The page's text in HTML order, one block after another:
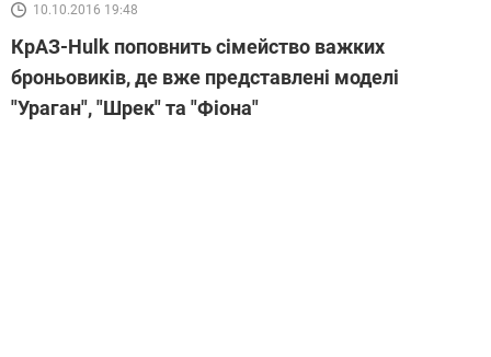
10.10.2016 19:48
КрАЗ-Hulk поповнить сімейство важких
броньовиків, де вже представлені моделі
"Ураган", "Шрек" та "Фіона"